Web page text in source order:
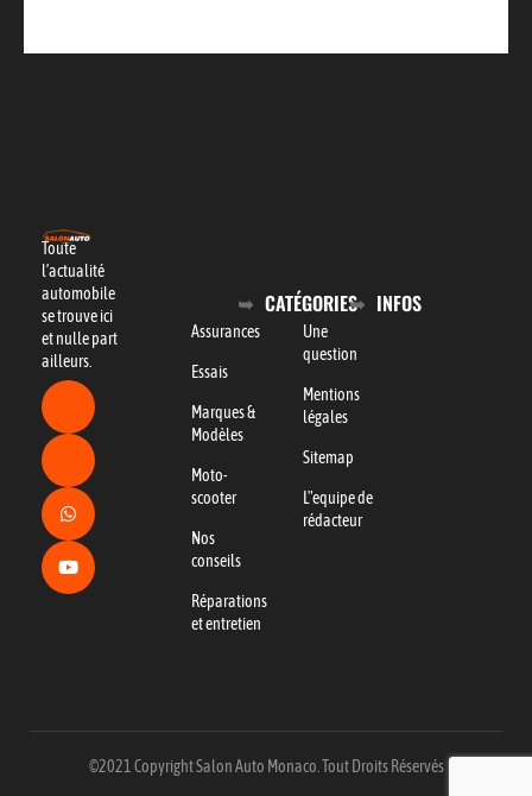
Toute
l’actualité
automobile
se trouve ici
et nulle part
ailleurs.
CATÉGORIES
Assurances
Essais
Marques &
Modèles
Moto-
scooter
Nos
conseils
Réparations
et entretien
INFOS
Une
question
Mentions
légales
Sitemap
L"equipe de
rédacteur
©2021 Copyright Salon Auto Monaco. Tout Droits Réservés